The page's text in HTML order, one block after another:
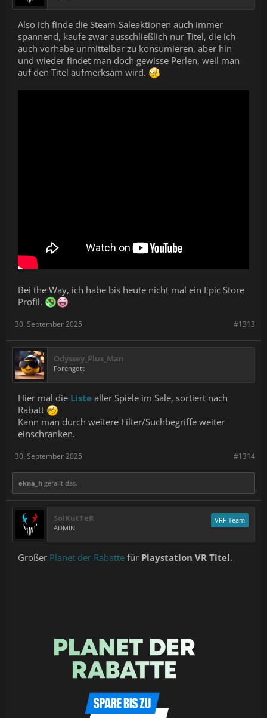
Also ich finde die Steam-Saleaktionen auch immer
spannend, kaufe zwar ausschließlich nur Titel, die ich
auch vorhabe unmittelbar zu konsumieren, aber hin
und wieder findet man doch gewisse Perlen, weil man
auf den Titel aufmerksam wird.
Bei the Way, ich habe bis heute nicht mal ein Epic Store
Profil.
#1313
30. September 2025
Odyssey_Plus_Man
Forengott
Hier mal die Liste aller Spiele im Sale, sortiert nach
Rabatt
Kann man durch weitere Filter/Suchbegriffe weiter
einschränken.
#1314
30. September 2025
ekna_h gefällt das.
SolKutTeR
ADMIN
VRF Team
Großer Planet der Rabatte für Playstation VR Titel.